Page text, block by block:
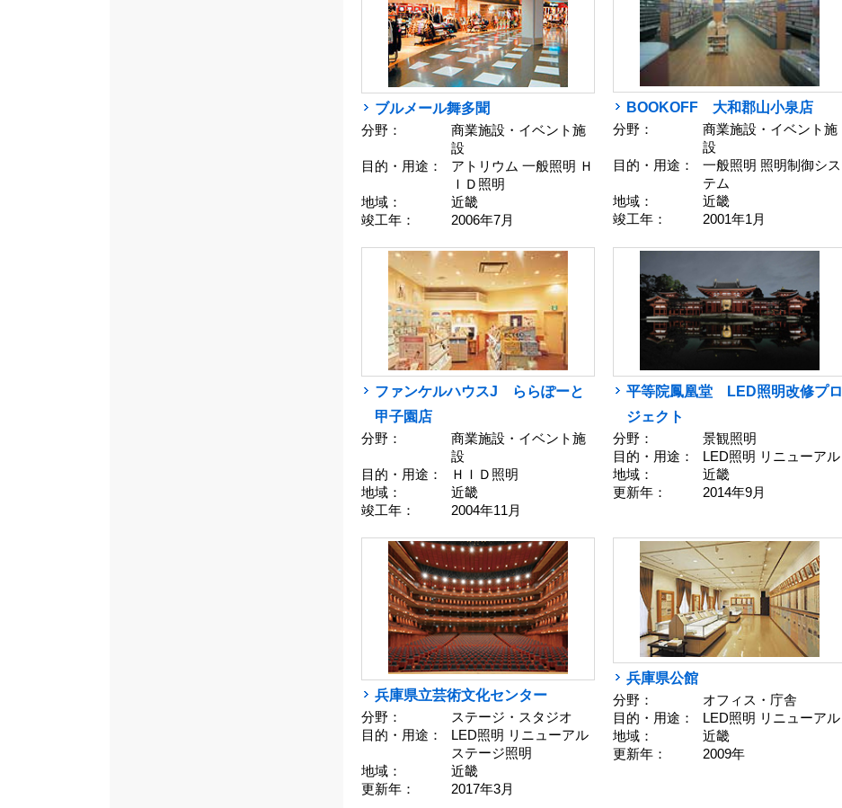
ブルメール舞多聞
分野：
商業施設・イベント施
設
目的・用途：
アトリウム 一般照明 Ｈ
ＩＤ照明
地域：
近畿
竣工年：
2006年7月
BOOKOFF 大和郡山小泉店
分野：
商業施設・イベント施
設
目的・用途：
一般照明 照明制御シス
テム
地域：
近畿
竣工年：
2001年1月
ファンケルハウスJ ららぽーと
甲子園店
分野：
商業施設・イベント施
設
目的・用途：
ＨＩＤ照明
地域：
近畿
竣工年：
2004年11月
平等院鳳凰堂 LED照明改修プロ
ジェクト
分野：
景観照明
目的・用途：
LED照明 リニューアル
地域：
近畿
更新年：
2014年9月
兵庫県立芸術文化センター
分野：
ステージ・スタジオ
目的・用途：
LED照明 リニューアル
ステージ照明
地域：
近畿
更新年：
2017年3月
兵庫県公館
分野：
オフィス・庁舎
目的・用途：
LED照明 リニューアル
地域：
近畿
更新年：
2009年